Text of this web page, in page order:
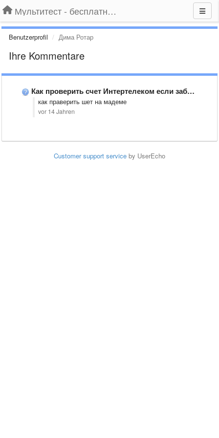
Мультитест - бесплатный подбор провайдера по адресу
Benutzerprofil Дима Ротар
Ihre Kommentare
Как проверить счет Интертелеком если забыл пароль
как праверить шет на мадеме
vor 14 Jahren
Customer support service by UserEcho